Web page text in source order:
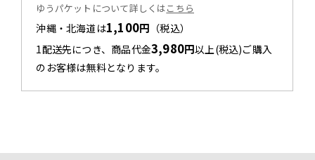
ゆうパケットについて詳しくはこちら
沖縄・北海道は1,100円 （税込）
1配送先につき、商品代金3,980円以上(税込)ご購入
のお客様は無料となります。